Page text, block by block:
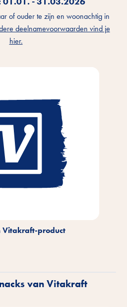
of ouder te zijn en woonachtig in
deelnamevoorwaarden vind je
hier.
fotoshoot
Vitakraft-product
kassabon van
fotoshoot
Vitakraft-product
van Vitakraft